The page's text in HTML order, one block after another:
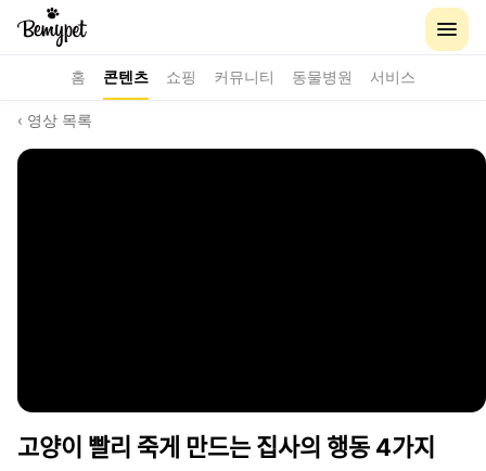
홈 콘텐츠 쇼핑 커뮤니티 동물병원 서비스
‹ 영상 목록
고양이 빨리 죽게 만드는 집사의 행동 4가지